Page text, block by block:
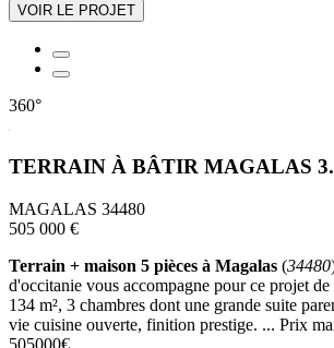
VOIR LE PROJET
360°
TERRAIN À BÂTIR MAGALAS
MAGALAS 34480
505 000 €
Terrain + maison 5 pièces à Magalas (34480
d'occitanie vous accompagne pour ce projet
134 m², 3 chambres dont une grande suite
vie cuisine ouverte, finition prestige. ... Prix